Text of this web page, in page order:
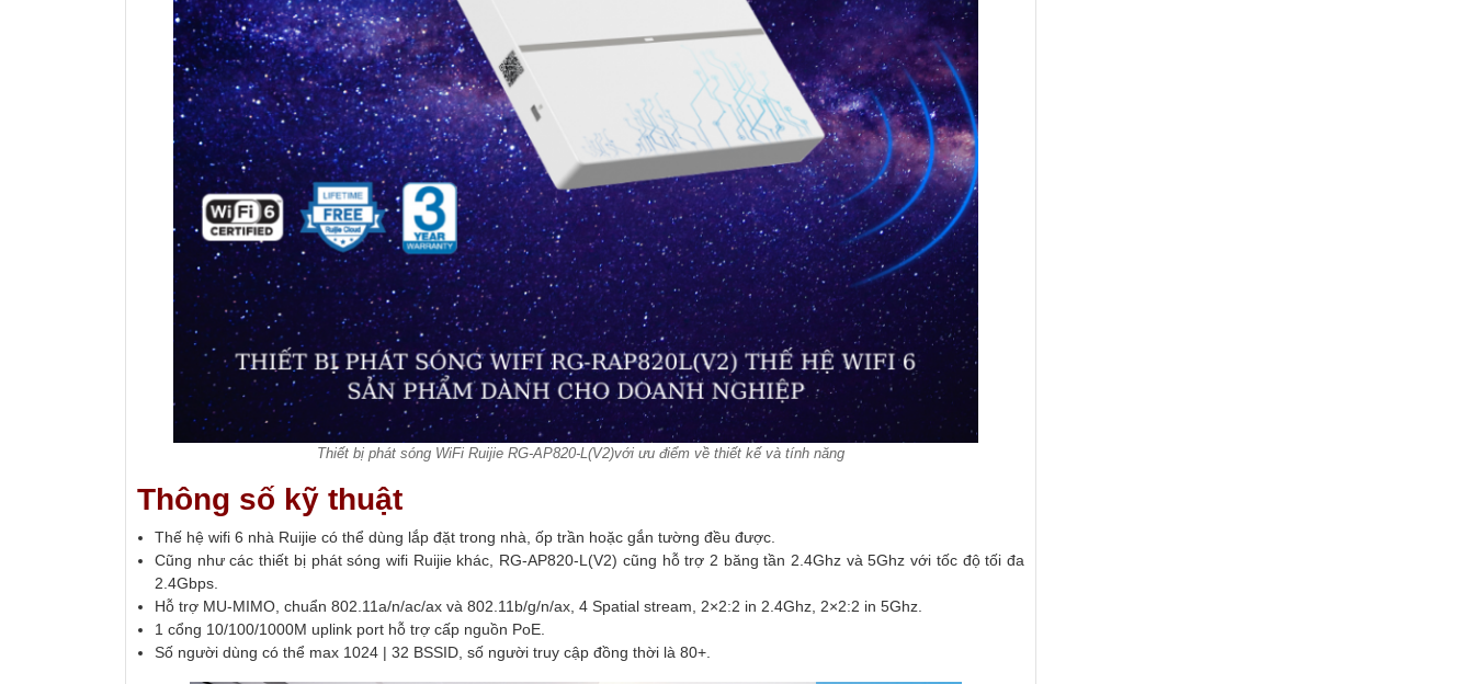
Thiết bị phát sóng WiFi Ruijie RG-AP820-L(V2)với ưu điểm về thiết kế và tính năng
Thông số kỹ thuật
Thế hệ wifi 6 nhà Ruijie có thể dùng lắp đặt trong nhà, ốp trần hoặc gắn tường đều được.
Cũng như các thiết bị phát sóng wifi Ruijie khác, RG-AP820-L(V2) cũng hỗ trợ 2 băng tần 2.4Ghz và 5Ghz với tốc độ tối đa
2.4Gbps.
Hỗ trợ MU-MIMO, chuẩn 802.11a/n/ac/ax và 802.11b/g/n/ax, 4 Spatial stream, 2×2:2 in 2.4Ghz, 2×2:2 in 5Ghz.
1 cổng 10/100/1000M uplink port hỗ trợ cấp nguồn PoE.
Số người dùng có thể max 1024 | 32 BSSID, số người truy cập đồng thời là 80+.